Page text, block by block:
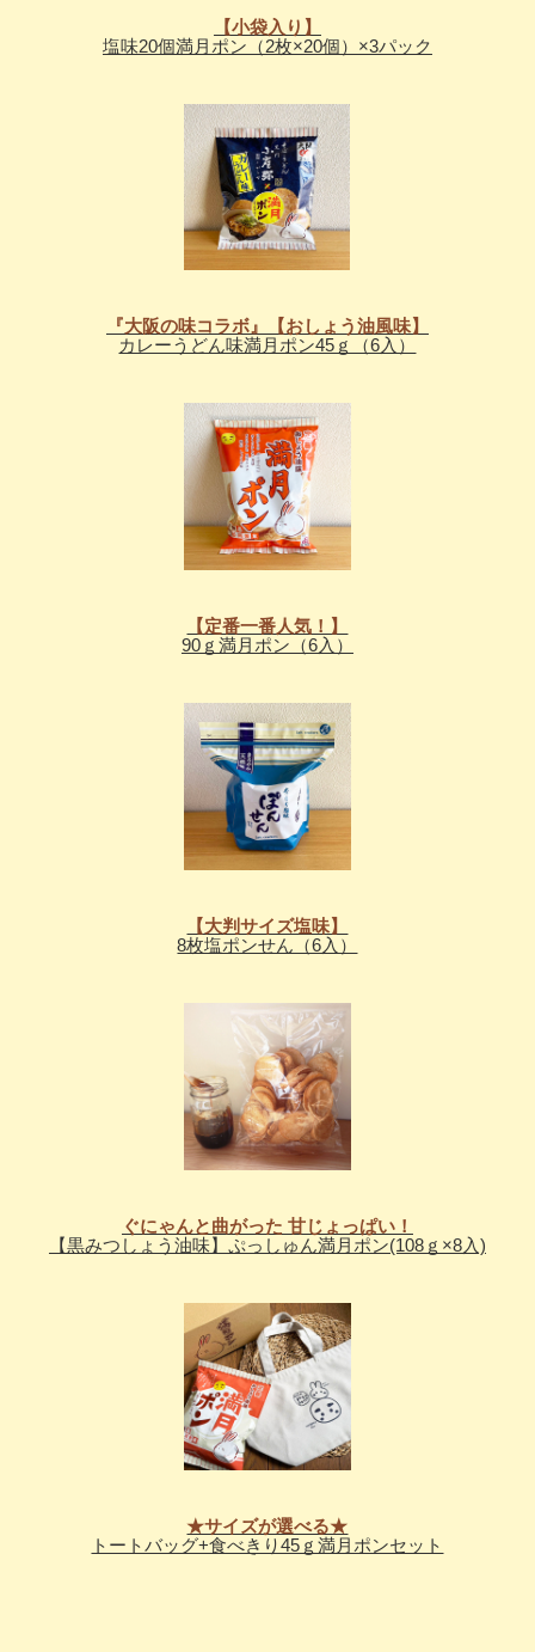
【小袋入り】
塩味20個満月ポン（2枚×20個）×3パック
『大阪の味コラボ』【おしょう油風味】
カレーうどん味満月ポン45ｇ（6入）
【定番一番人気！】
90ｇ満月ポン（6入）
【大判サイズ塩味】
8枚塩ポンせん（6入）
ぐにゃんと曲がった 甘じょっぱい！
【黒みつしょう油味】ぷっしゅん満月ポン(108ｇ×8入)
★サイズが選べる★
トートバッグ+食べきり45ｇ満月ポンセット